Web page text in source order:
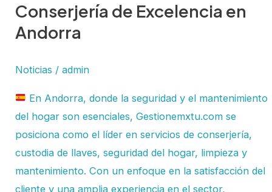
Conserjería de Excelencia en
Andorra
Noticias / admin
En Andorra, donde la seguridad y el mantenimiento
del hogar son esenciales, Gestionemxtu.com se
posiciona como el líder en servicios de conserjería,
custodia de llaves, seguridad del hogar, limpieza y
mantenimiento. Con un enfoque en la satisfacción del
cliente y una amplia experiencia en el sector,